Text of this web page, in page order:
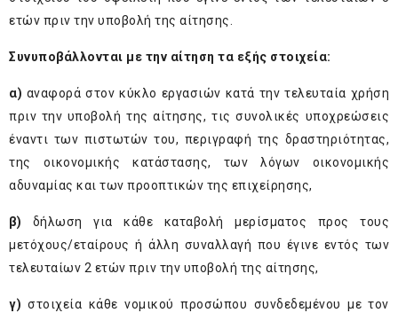
ετών πριν την υποβολή της αίτησης.
Συνυποβάλλονται με την αίτηση τα εξής στοιχεία:
α) αναφορά στον κύκλο εργασιών κατά την τελευταία χρήση
πριν την υποβολή της αίτησης, τις συνολικές υποχρεώσεις
έναντι των πιστωτών του, περιγραφή της δραστηριότητας,
της οικονομικής κατάστασης, των λόγων οικονομικής
αδυναμίας και των προοπτικών της επιχείρησης,
β) δήλωση για κάθε καταβολή μερίσματος προς τους
μετόχους/εταίρους ή άλλη συναλλαγή που έγινε εντός των
τελευταίων 2 ετών πριν την υποβολή της αίτησης,
γ) στοιχεία κάθε νομικού προσώπου συνδεδεμένου με τον